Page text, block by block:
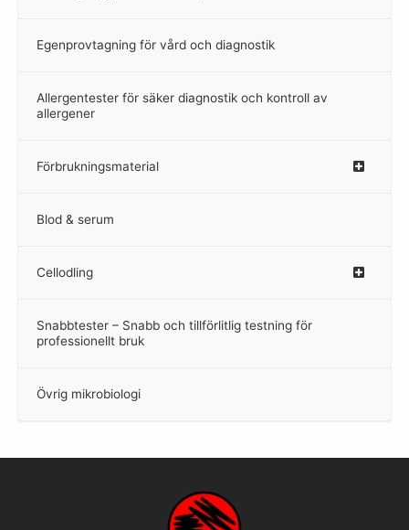
Egenprovtagning för vård och diagnostik
–
Allergentester för säker diagnostik och kontroll av
allergener
–
Förbrukningsmaterial
Blod & serum
Cellodling
–
Snabbtester – Snabb och tillförlitlig testning för
professionellt bruk
–
Övrig mikrobiologi
–